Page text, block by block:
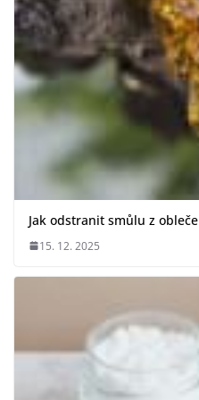
Jak odstranit smůlu z
15. 12. 2025